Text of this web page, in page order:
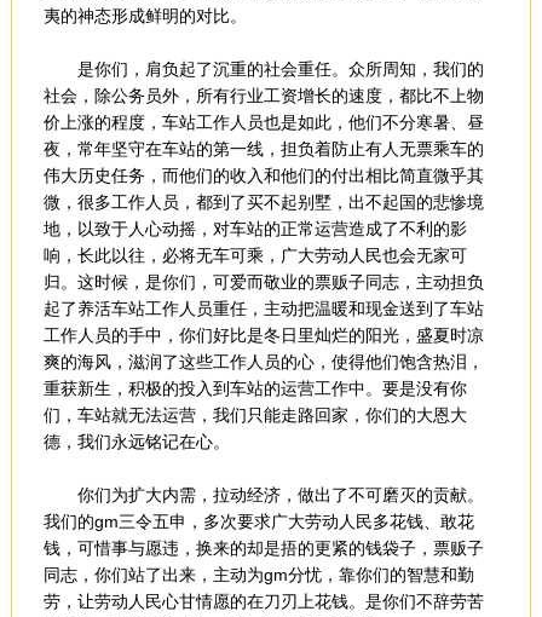
夷的神态形成鲜明的对比。
是你们，肩负起了沉重的社会重任。众所周知，我们的
社会，除公务员外，所有行业工资增长的速度，都比不上物
价上涨的程度，车站工作人员也是如此，他们不分寒暑、昼
夜，常年坚守在车站的第一线，担负着防止有人无票乘车的
伟大历史任务，而他们的收入和他们的付出相比简直微乎其
微，很多工作人员，都到了买不起别墅，出不起国的悲惨境
地，以致于人心动摇，对车站的正常运营造成了不利的影
响，长此以往，必将无车可乘，广大劳动人民也会无家可
归。这时候，是你们，可爱而敬业的票贩子同志，主动担负
起了养活车站工作人员重任，主动把温暖和现金送到了车站
工作人员的手中，你们好比是冬日里灿烂的阳光，盛夏时凉
爽的海风，滋润了这些工作人员的心，使得他们饱含热泪，
重获新生，积极的投入到车站的运营工作中。要是没有你
们，车站就无法运营，我们只能走路回家，你们的大恩大
德，我们永远铭记在心。
你们为扩大内需，拉动经济，做出了不可磨灭的贡献。
我们的gm三令五申，多次要求广大劳动人民多花钱、敢花
钱，可惜事与愿违，换来的却是捂的更紧的钱袋子，票贩子
同志，你们站了出来，主动为gm分忧，靠你们的智慧和勤
劳，让劳动人民心甘情愿的在刀刃上花钱。是你们不辞劳苦